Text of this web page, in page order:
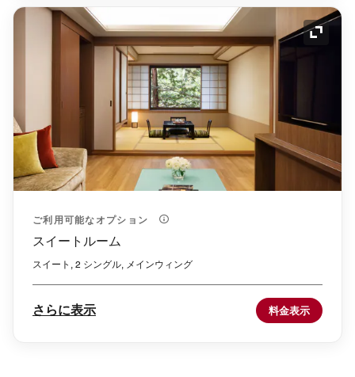
アイ
ご利用可能なオプション
スイートルーム
スイート, 2 シングル, メインウィング
さらに表示 料金表示